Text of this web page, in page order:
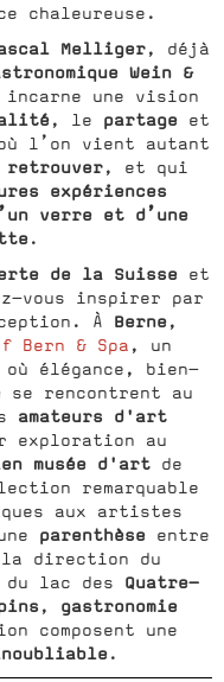
chaleureuse.
Melliger, déjà
Wein &
incarne une vision
, le partageet
l’on vient autant
retrouver, et qui
expériences
verre et d’une
.
de la Suisseet
vous inspirer par
À Berne,
Bern & Spa , un
où élégance, bien-
se rencontrent au
amateurs d'art
exploration au
musée d'art de
remarquable
aux artistes
parenthèseentre
la direction du
lac des Quatre-
, gastronomie
composent une
.